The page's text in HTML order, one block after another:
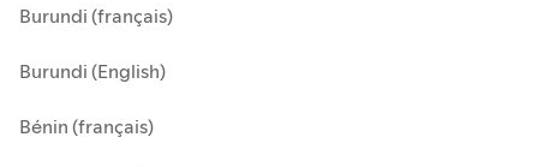
Burundi (français)
Burundi (English)
Bénin (français)